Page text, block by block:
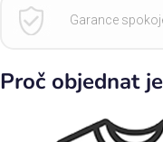
Garance
Proč objednat